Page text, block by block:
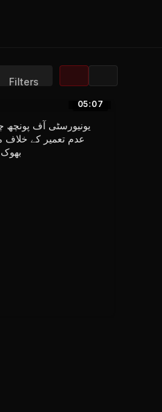
Filters
05:07
یونیورسٹی آف پونچھ
عدم تعمیر کے خلاف